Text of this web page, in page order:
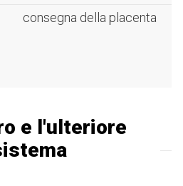
consegna della placenta
e l'ulteriore